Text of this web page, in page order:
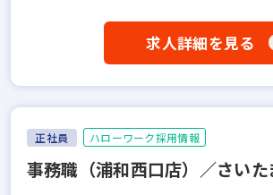
求人詳細を見る
正社員 ハローワーク採用情報
事務職（浦和西口店）／さい